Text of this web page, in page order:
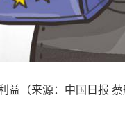
益（来源：中国日报